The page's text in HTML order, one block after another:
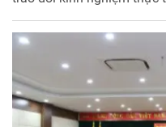
Tàu. Đồng chí Thiếu
Giám đốc Học viện Chính